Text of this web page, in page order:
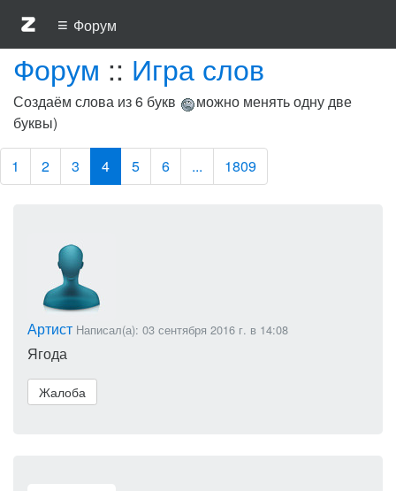
≡ Форум
Форум :: Игра слов
Создаём слова из 6 букв
можно менять одну две
буквы)
1 2 3 4 5 6 ... 1809
Артист Написал(а): 03 сентября 2016 г. в 14:08
Ягода
Жалоба